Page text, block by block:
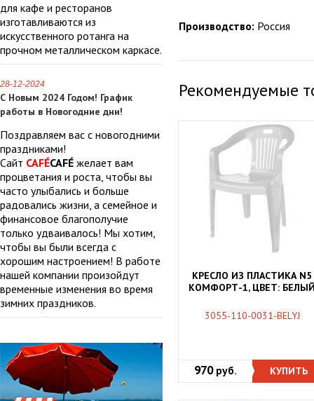
для кафе и ресторанов
изготавливаются из
искусственного ротанга на
прочном металлическом каркасе.
28-12-2024
С Новым 2024 Годом! График
работы в Новогодние дни!
Поздравляем вас с новогодними
праздниками!
Сайт CAFÉCAFÉ желает вам
процветания и роста, чтобы вы
часто улыбались и больше
радовались жизни, а семейное и
финансовое благополучие
только удваивалось! Мы хотим,
чтобы вы были всегда с
хорошим настроением! В работе
нашей компании произойдут
временные изменения во время
зимних праздников.
Производство: Россия
Рекомендуемые
КРЕСЛО ИЗ ПЛАСТИКА N5
КОМФОРТ-1, ЦВЕТ:
3055-110-0031-BELYJ
970 руб. КУПИТЬ